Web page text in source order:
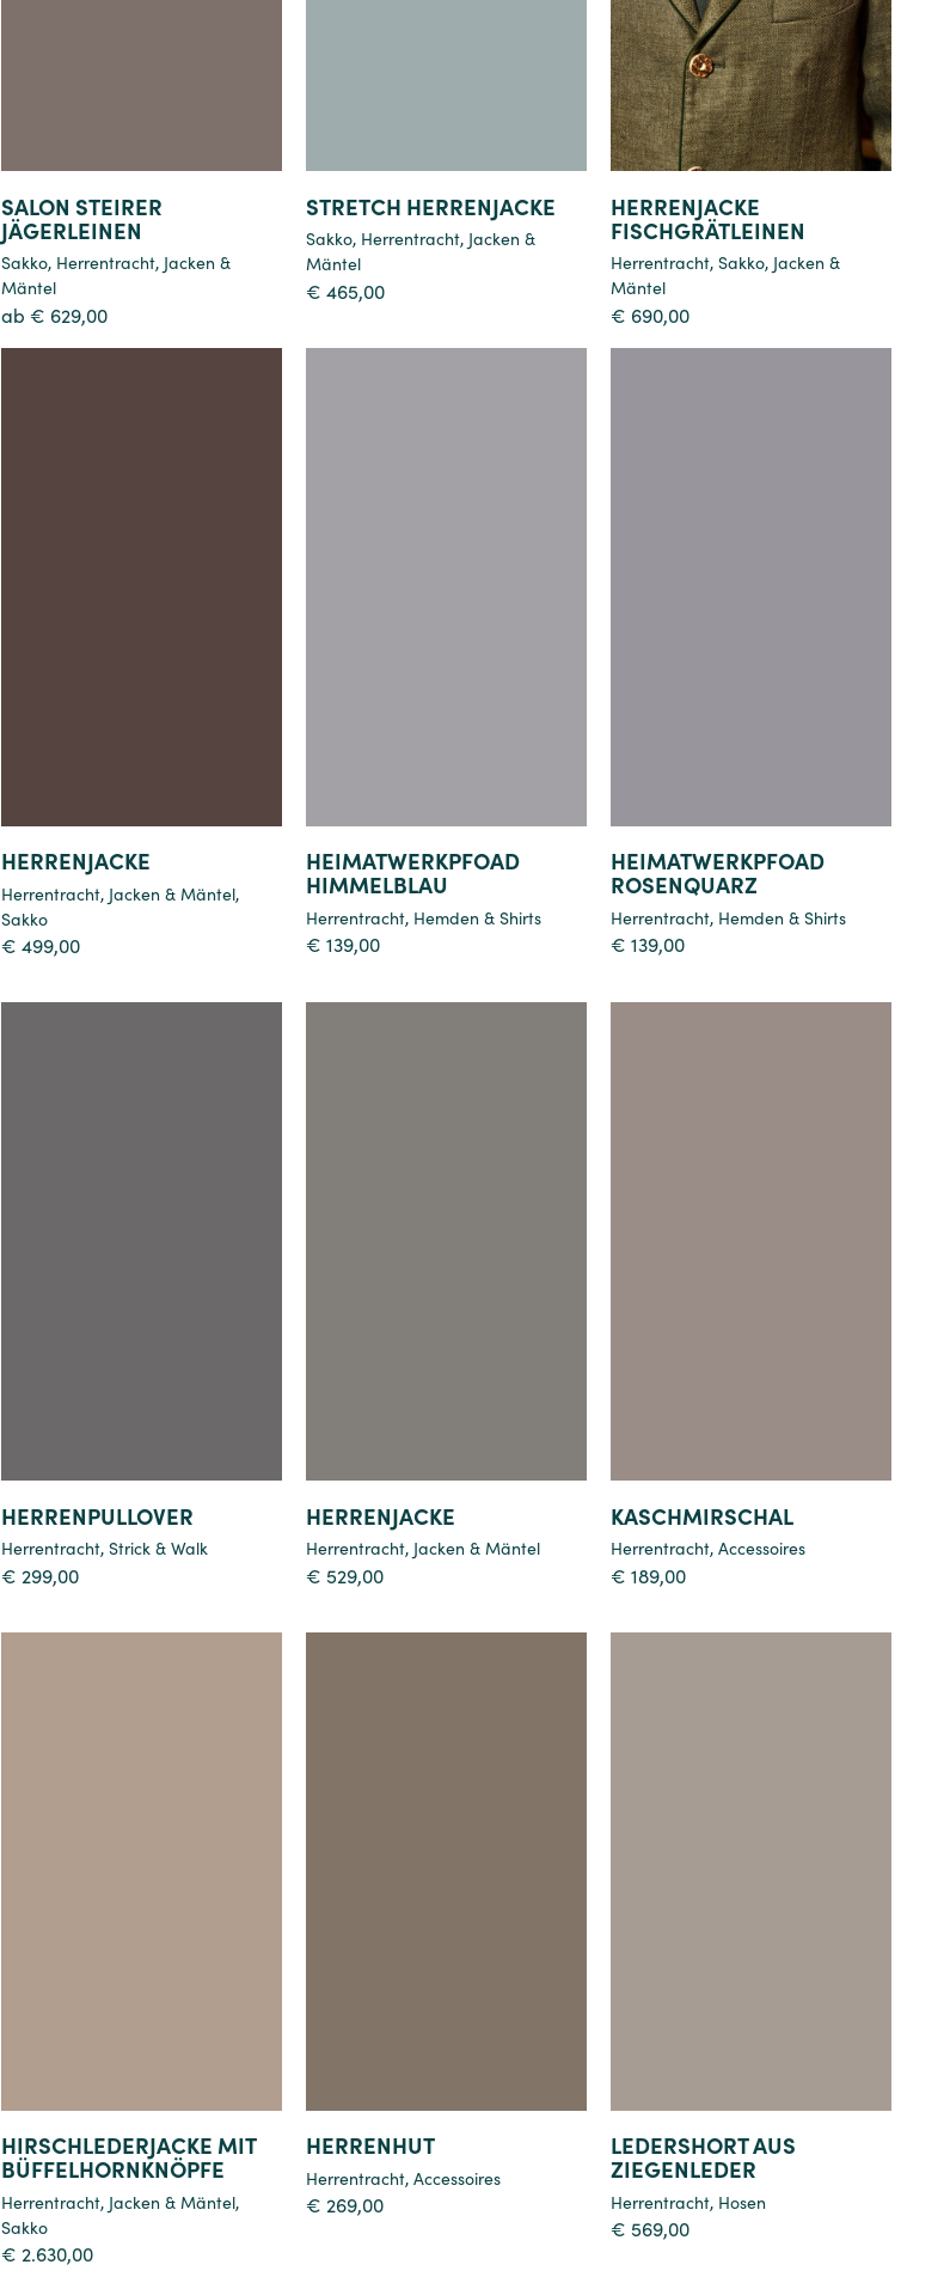
SALON STEIRER
JÄGERLEINEN
Sakko, Herrentracht, Jacken &
Mäntel
ab € 629,00
STRETCH HERRENJACKE
Sakko, Herrentracht, Jacken &
Mäntel
€ 465,00
HERRENJACKE
FISCHGRÄTLEINEN
Herrentracht,Sakko, Jacken &
Mäntel
€ 690,00
HERRENJACKE
Herrentracht, Jacken & Mäntel,
Sakko
€ 499,00
HEIMATWERKPFOAD
HIMMELBLAU
Herrentracht, Hemden & Shirts
€ 139,00
HEIMATWERKPFOAD
ROSENQUARZ
Herrentracht, Hemden & Shirts
€ 139,00
HERRENPULLOVER
Herrentracht,Strick & Walk
€ 299,00
HERRENJACKE
Herrentracht, Jacken & Mäntel
€ 529,00
KASCHMIRSCHAL
Herrentracht,Accessoires
€ 189,00
HIRSCHLEDERJACKE MIT
BÜFFELHORNKNÖPFE
Herrentracht, Jacken & Mäntel,
Sakko
€ 2.630,00
HERRENHUT
Herrentracht,Accessoires
€ 269,00
LEDERSHORT AUS
ZIEGENLEDER
Herrentracht, Hosen
€ 569,00